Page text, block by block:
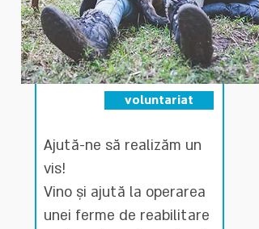
voluntariat
Ajută-ne să realizăm un
vis!
Vino și ajută la operarea
unei ferme de reabilitare